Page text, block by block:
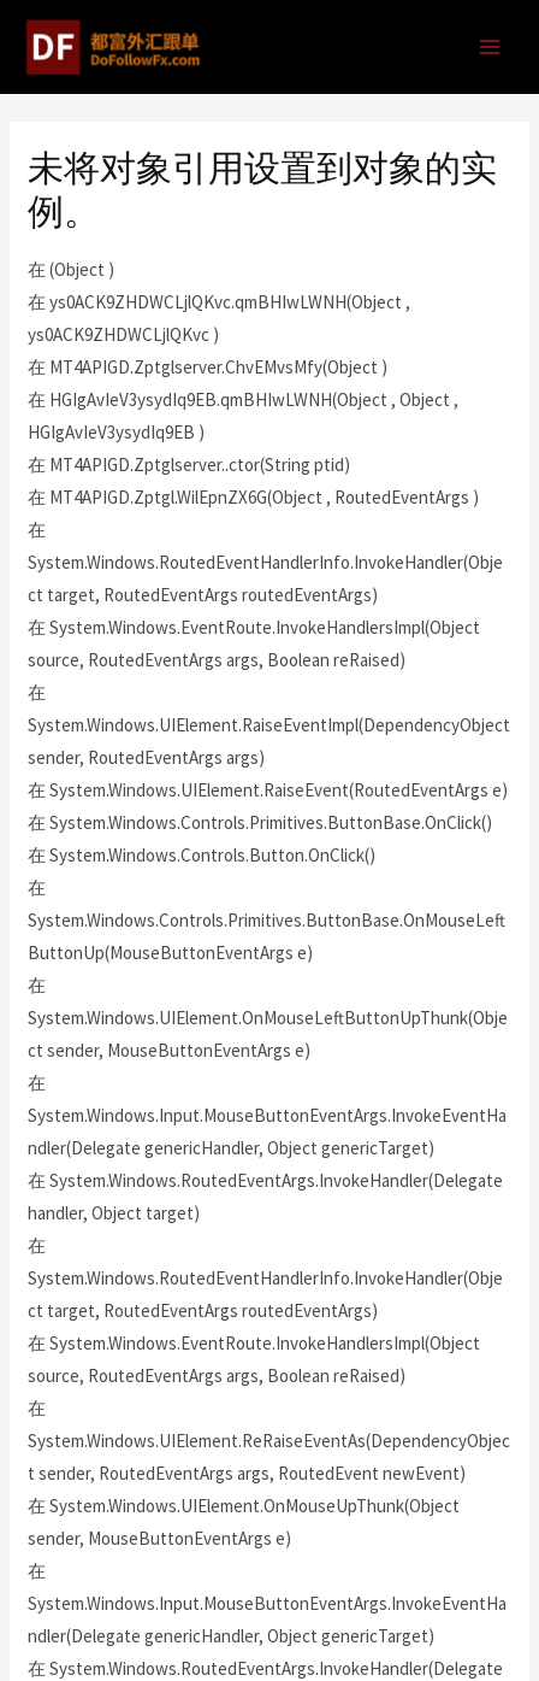
未将对象引用设置到对象的实
例。
在 (Object )
在 ys0ACK9ZHDWCLjlQKvc.qmBHIwLWNH(Object ,
ys0ACK9ZHDWCLjlQKvc )
在 MT4APIGD.Zptglserver.ChvEMvsMfy(Object )
在 HGIgAvIeV3ysydIq9EB.qmBHIwLWNH(Object , Object ,
HGIgAvIeV3ysydIq9EB )
在 MT4APIGD.Zptglserver..ctor(String ptid)
在 MT4APIGD.Zptgl.WilEpnZX6G(Object , RoutedEventArgs )
在
System.Windows.RoutedEventHandlerInfo.InvokeHandler(Obje
ct target, RoutedEventArgs routedEventArgs)
在 System.Windows.EventRoute.InvokeHandlersImpl(Object
source, RoutedEventArgs args, Boolean reRaised)
在
System.Windows.UIElement.RaiseEventImpl(DependencyObject
sender, RoutedEventArgs args)
在 System.Windows.UIElement.RaiseEvent(RoutedEventArgs e)
在 System.Windows.Controls.Primitives.ButtonBase.OnClick()
在 System.Windows.Controls.Button.OnClick()
在
System.Windows.Controls.Primitives.ButtonBase.OnMouseLeft
ButtonUp(MouseButtonEventArgs e)
在
System.Windows.UIElement.OnMouseLeftButtonUpThunk(Obje
ct sender, MouseButtonEventArgs e)
在
System.Windows.Input.MouseButtonEventArgs.InvokeEventHa
ndler(Delegate genericHandler, Object genericTarget)
在 System.Windows.RoutedEventArgs.InvokeHandler(Delegate
handler, Object target)
在
System.Windows.RoutedEventHandlerInfo.InvokeHandler(Obje
ct target, RoutedEventArgs routedEventArgs)
在 System.Windows.EventRoute.InvokeHandlersImpl(Object
source, RoutedEventArgs args, Boolean reRaised)
在
System.Windows.UIElement.ReRaiseEventAs(DependencyObjec
t sender, RoutedEventArgs args, RoutedEvent newEvent)
在 System.Windows.UIElement.OnMouseUpThunk(Object
sender, MouseButtonEventArgs e)
在
System.Windows.Input.MouseButtonEventArgs.InvokeEventHa
ndler(Delegate genericHandler, Object genericTarget)
在 System.Windows.RoutedEventArgs.InvokeHandler(Delegate